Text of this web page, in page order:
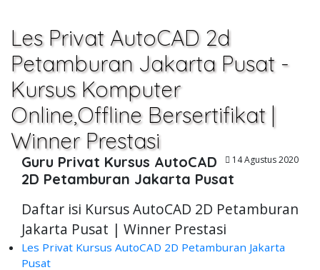
Les Privat AutoCAD 2d
Petamburan Jakarta Pusat -
Kursus Komputer
Online,Offline Bersertifikat |
Winner Prestasi
14 Agustus 2020
Guru Privat Kursus AutoCAD
2D Petamburan Jakarta Pusat
Daftar isi Kursus AutoCAD 2D Petamburan
Jakarta Pusat | Winner Prestasi
Les Privat Kursus AutoCAD 2D Petamburan Jakarta
Pusat